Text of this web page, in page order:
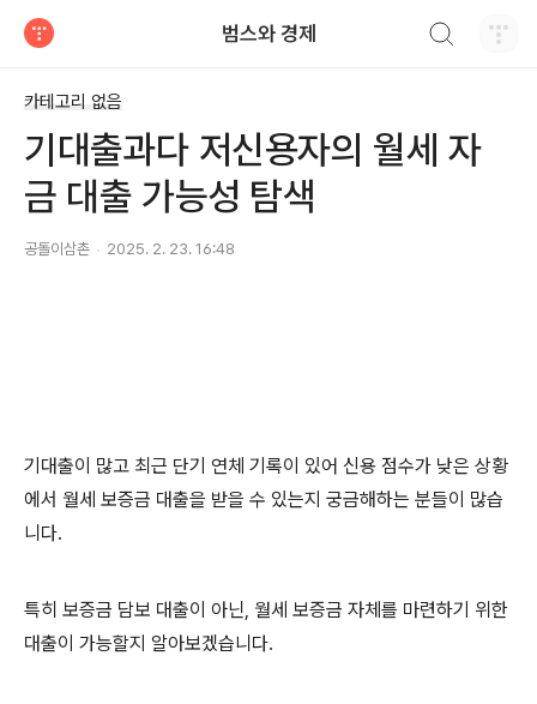
범스와 경제
카테고리 없음
기대출과다 저신용자의 월세 자
금 대출 가능성 탐색
공돌이삼촌 2025. 2. 23. 16:48
기대출이 많고 최근 단기 연체 기록이 있어 신용 점수가 낮은 상황
에서 월세 보증금 대출을 받을 수 있는지 궁금해하는 분들이 많습
니다.
특히 보증금 담보 대출이 아닌, 월세 보증금 자체를 마련하기 위한
대출이 가능할지 알아보겠습니다.